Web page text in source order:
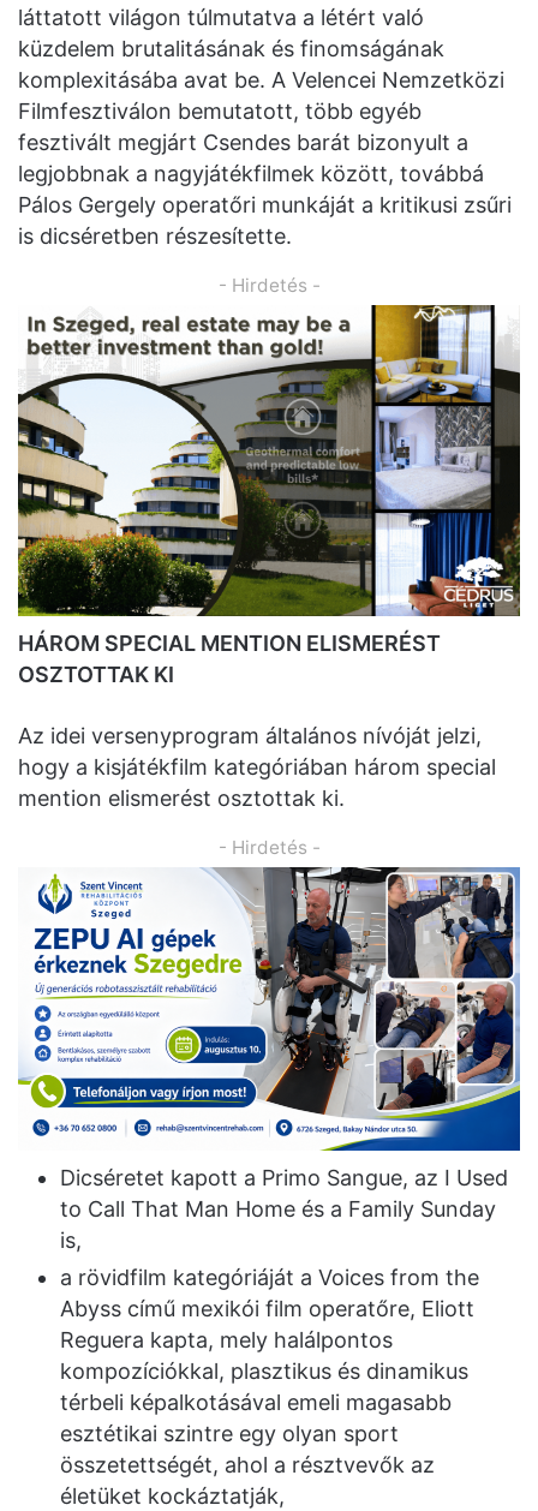
láttatott világon túlmutatva a létért való
küzdelem brutalitásának és finomságának
komplexitásába avat be. A Velencei Nemzetközi
Filmfesztiválon bemutatott, több egyéb
fesztivált megjárt Csendes barát bizonyult a
legjobbnak a nagyjátékfilmek között, továbbá
Pálos Gergely operatőri munkáját a kritikusi zsűri
is dicséretben részesítette.
- Hirdetés -
HÁROM SPECIAL MENTION ELISMERÉST
OSZTOTTAK KI
Az idei versenyprogram általános nívóját jelzi,
hogy a kisjátékfilm kategóriában három special
mention elismerést osztottak ki.
- Hirdetés -
Dicséretet kapott a Primo Sangue, az I Used
to Call That Man Home és a Family Sunday
is,
a rövidfilm kategóriáját a Voices from the
Abyss című mexikói film operatőre, Eliott
Reguera kapta, mely halálpontos
kompozíciókkal, plasztikus és dinamikus
térbeli képalkotásával emeli magasabb
esztétikai szintre egy olyan sport
összetettségét, ahol a résztvevők az
életüket kockáztatják,